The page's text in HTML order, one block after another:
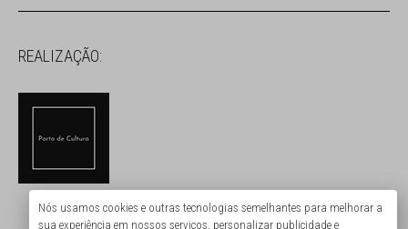
REALIZAÇÃO:
APOIO:
Nós usamos cookies e outras tecnologias semelhantes para melhorar a
sua experiência em nossos serviços, personalizar publicidade e